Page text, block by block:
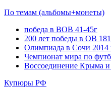
По темам (альбомы+монеты)
победа в ВОВ 41-45г
200 лет победы в ОВ
Олимпиада в Сочи 2014
Чемпионат мира по
Воссоединение Крыма и
Купюры РФ